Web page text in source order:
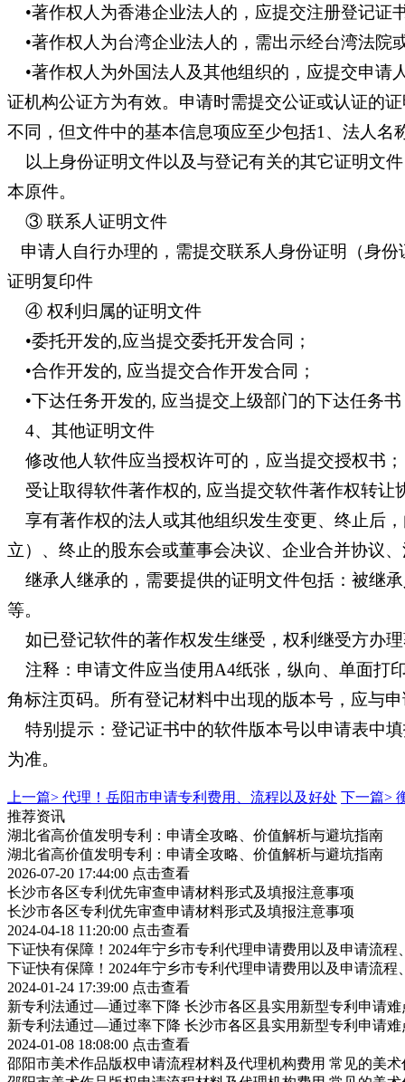
•著作权人为香港企业法人的，应提交注册登记证
•著作权人为台湾企业法人的，需出示经台湾法院
•著作权人为外国法人及其他组织的，应提交申请
证机构公证方为有效。申请时需提交公证或认证的
不同，但文件中的基本信息项应至少包括1、法人
以上身份证明文件以及与登记有关的其它证明文
本原件。
③ 联系人证明文件
申请人自行办理的，需提交联系人身份证明（身
证明复印件
④ 权利归属的证明文件
•委托开发的,应当提交委托开发合同；
•合作开发的, 应当提交合作开发合同；
•下达任务开发的, 应当提交上级部门的下达任务书
4、其他证明文件
修改他人软件应当授权许可的，应当提交授权书；
受让取得软件著作权的, 应当提交软件著作权转让
享有著作权的法人或其他组织发生变更、终止后
立）、终止的股东会或董事会决议、企业合并协议
继承人继承的，需要提供的证明文件包括：被继
等。
如已登记软件的著作权发生继受，权利继受方办
注释：申请文件应当使用A4纸张，纵向、单面打
角标注页码。所有登记材料中出现的版本号，应与
特别提示：登记证书中的软件版本号以申请表中
为准。
上一篇> 代理！岳阳市申请专利费用、流程以及好处 下一篇>
推荐资讯
湖北省高价值发明专利：申请全攻略、价值解析与避坑指南
湖北省高价值发明专利：申请全攻略、价值解析与避坑指南
2026-07-20 17:44:00 点击查看
长沙市各区专利优先审查申请材料形式及填报注意事项
长沙市各区专利优先审查申请材料形式及填报注意事项
2024-04-18 11:20:00 点击查看
下证快有保障！2024年宁乡市专利代理申请费用以及申请流程
下证快有保障！2024年宁乡市专利代理申请费用以及申请流程
2024-01-24 17:39:00 点击查看
新专利法通过—通过率下降 长沙市各区县实用新型专利申请
新专利法通过—通过率下降 长沙市各区县实用新型专利申请
2024-01-08 18:08:00 点击查看
邵阳市美术作品版权申请流程材料及代理机构费用 常见的美